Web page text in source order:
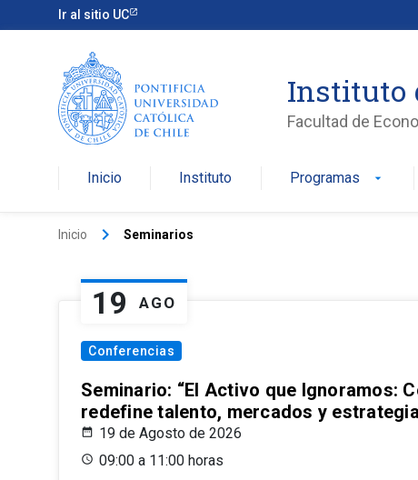
Ir al sitio UC
Instituto
Facultad de
Inicio Instituto Programas arrow_drop_down
Inicio keyboard_arrow_right Seminarios
19 AGO
Conferencias
Seminario: “El Activo que Ignoramos:
redefine talento, mercados y
19 de Agosto de 2026
09:00 a 11:00 horas